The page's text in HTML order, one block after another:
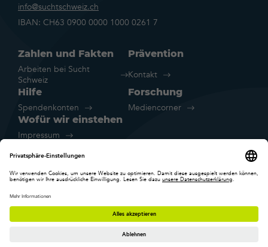
info@suchtschweiz.ch
IBAN: CH63 0900 0000 1000 0261 7
Zahlen und Fakten
Arbeiten bei Sucht
Schweiz
Prävention
Kontakt
Hilfe
Spendenkonten
Forschung
Mediencorner
Wofür wir einstehen
Impressum
DatenschutzCookie-Einstellungen